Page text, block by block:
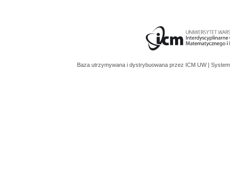
Baza utrzymywana i dystrybuowana przez ICM UW |